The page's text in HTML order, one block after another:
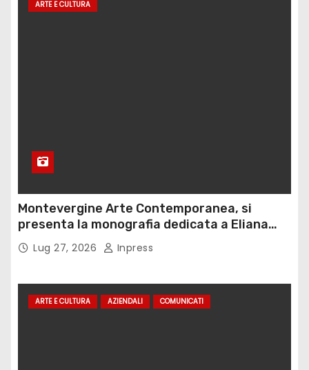
ARTE E CULTURA
Montevergine Arte Contemporanea, si
presenta la monografia dedicata a Eliana
Adorno
Lug 27, 2026 Inpress
ARTE E CULTURA AZIENDALI COMUNICATI